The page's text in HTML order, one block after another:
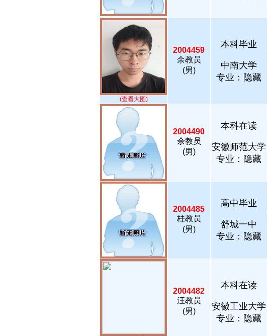
(查看大图)
2004459
余教员
(男)
本科毕业
中南大学
专业：隐藏
2004490
余教员
(男)
本科在读
安徽师范大学
专业：隐藏
2004485
桂教员
(男)
高中毕业
舒城一中
专业：隐藏
2004482
汪教员
(男)
本科在读
安徽工业大学
专业：隐藏